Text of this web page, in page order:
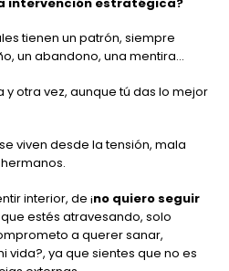
tienen un patrón, siempre
un abandono, una mentira…
y otra vez, aunque tú das lo mejor
viven desde la tensión, mala
interior, de ¡no quiero seguir
estés atravesando, solo
a querer sanar,
ya que sientes que no es